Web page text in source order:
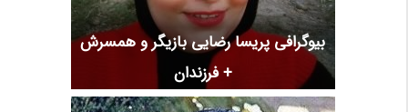
بیوگرافی پریسا رضایی بازیگر و همسرش
+ فرزندان